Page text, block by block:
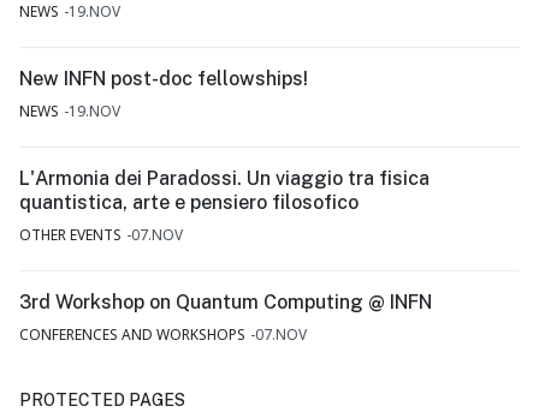
NEWS 19.NOV
New INFN post-doc fellowships!
NEWS 19.NOV
L'Armonia dei Paradossi. Un viaggio tra fisica
quantistica, arte e pensiero filosofico
OTHER EVENTS 07.NOV
3rd Workshop on Quantum Computing @ INFN
CONFERENCES AND WORKSHOPS 07.NOV
PROTECTED PAGES